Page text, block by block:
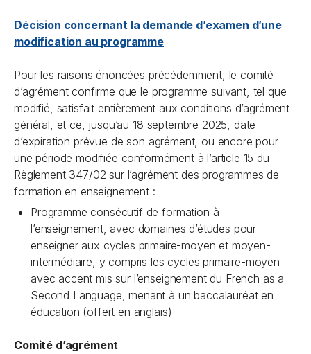
Décision concernant la demande d’examen d’une
modification au programme
Pour les raisons énoncées précédemment, le comité
d’agrément confirme que le programme suivant, tel que
modifié, satisfait entièrement aux conditions d’agrément
général, et ce, jusqu’au 18 septembre 2025, date
d’expiration prévue de son agrément, ou encore pour
une période modifiée conformément à l’article 15 du
Règlement 347/02 sur l’agrément des programmes de
formation en enseignement :
Programme consécutif de formation à
l’enseignement, avec domaines d’études pour
enseigner aux cycles primaire-moyen et moyen-
intermédiaire, y compris les cycles primaire-moyen
avec accent mis sur l’enseignement du French as a
Second Language, menant à un baccalauréat en
éducation (offert en anglais)
Comité d’agrément